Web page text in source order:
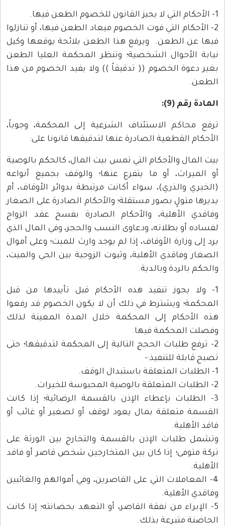
1- الأحكام التي لا يجيز القانون للخصوم الطعن فيها.
2- الأحكام التي فوت الخصوم ميعاد الطعن فيها، أو تنازلوا
فيها عن الطعن. ويرفع هذا الطعن بلائحة يوقعها وكيل
نيابة الأحوال الشخصية؛ وتنظر المحكمة العليا الطعن
بغير دعوة الخصوم (( تدقيقاً )) ولا يفيد الخصوم من هذا
الطعن.
المادة رقم (9):
ترفع محاكم الاستئناف الشرعية إلى المحكمة، وجوباً،
الأحكام القطعية الصادرة عنها لتدقيقها قانونا على:
بيت المال والأحكام التي تمس بيت المال، كالحكم بالوصية
أو الميراث، أو ما يتفرع عنها؛ والوقف بجميع أنواعه
(الخيري والذري)، سواء أكانت مرتبطة بدوائر الأوقاف، أم
يديرها متولٍ بصور مستقلة؛ والأحكام الصادرة على الصغار
وفاقدي الأهلية، والأحكام الصادرة بفسخ عقد الزواج
لفساده أو بطلانه، ودعاوى النسب والحجر، وفي المال الذي
يرد إلى وزارة الأوقاف، إذا لم يوجد وارث للميت؛ وعلى أموال
الصغار وفاقدي الأهلية، وثبوت الزوجية بين الحي والميت،
والحكم بالردة وبالدية.
1- ولا يجوز تنفيذ هذه الأحكام قبل تأييدها من قبل
المحكمة؛ ويشترط في ذلك أن لا يكون الخصوم قد رفعوا
هذه الأحكام إلى المحكمة خلال المدة المعينة لذلك
وفصلت المحكمة فيها.
2- ترفع طلبات الحجج التالية إلى المحكمة لتدقيقها؛ حتى
تصبح قابلة للتنفيذ:-
1- الطلبات المتعلقة باستبدال الوقف.
2- الطلبات المتعلقة بالوصية المحبوسة للخيرات.
3- الطلبات بإعطاء الإذن بالقسمة الرضائية؛ إذا كانت
القسمة متعلقة بمال يعود لوقف أو لصغير أو غائب أو
فاقد الأهلية.
وتشمل طلبات الإذن بالقسمة والتخارج بين الورثة على
تركة متوفى؛ إذا كان بين المتخارجين شخص قاصر أو فاقد
الأهلية.
4- المعاملات التي على القاصرين، وفي أموالهم والغائبين
وفاقدي الأهلية.
5- الإبراء من نفقة القاصر، أو التعهد بحضانته؛ إذا كانت
الحاضنة متبرعة بذلك.